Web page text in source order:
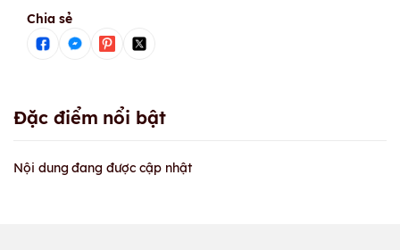
Chia sẻ
Đặc điểm nổi bật
Nội dung đang được cập nhật